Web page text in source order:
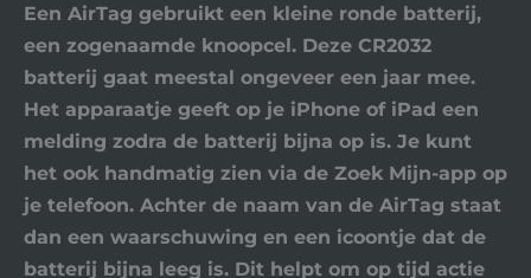
Een AirTag gebruikt een kleine ronde batterij,
een zogenaamde knoopcel. Deze CR2032
batterij gaat meestal ongeveer een jaar mee.
Het apparaatje geeft op je iPhone of iPad een
melding zodra de batterij bijna op is. Je kunt
het ook handmatig zien via de Zoek Mijn-app op
je telefoon. Achter de naam van de AirTag staat
dan een waarschuwing en een icoontje dat de
batterij bijna leeg is. Dit helpt om op tijd actie